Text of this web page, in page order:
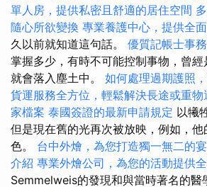
單人房，提供私密且舒適的居住空間
隨心所欲變換 專業養護中心，提供全
久以前就知道這句話。 優質記帳士事
掌握多少，有時不可能控制事物，曾
就會落入塵土中。 如何處理過期護照
貨運服務全方位，輕鬆解決長途或重物
家檔案 泰國簽證的最新申請規定 以犧
但是現在舊的光再次被放映，例如，
色。 台中外燴，為您打造獨一無二的
介紹 專業外燴公司，為您的活動提供
Semmelweis的發現和與當時著名的醫